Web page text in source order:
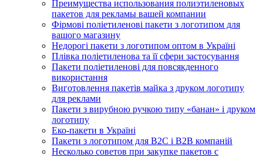
Преимущества использования полиэтиленовых
пакетов для рекламы вашей компании
Фірмові поліетиленові пакети з логотипом для
вашого магазину
Недорогі пакети з логотипом оптом в Україні
Плівка поліетиленова та її сфери застосування
Пакети поліетиленові для повсякденного
використання
Виготовлення пакетів майка з друком логотипу
для реклами
Пакети з вирубною ручкою типу «банан» і друком
логотипу
Еко-пакети в Україні
Пакети з логотипом для B2C і B2B компаній
Несколько советов при закупке пакетов с